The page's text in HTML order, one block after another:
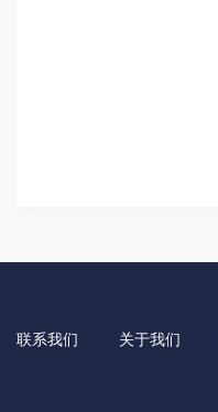
联系我们 关于我们